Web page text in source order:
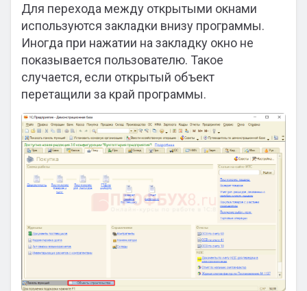
Для перехода между открытыми окнами
используются закладки внизу программы.
Иногда при нажатии на закладку окно не
показывается пользователю. Такое
случается, если открытый объект
перетащили за край программы.